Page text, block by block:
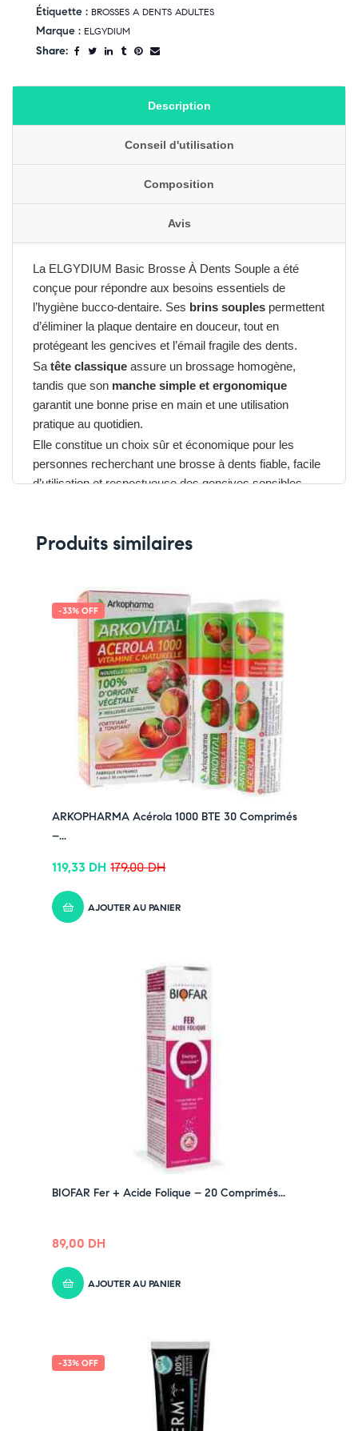
Étiquette : BROSSES A DENTS ADULTES
Marque : ELGYDIUM
Share:
Description
Conseil d'utilisation
Composition
Avis
La ELGYDIUM Basic Brosse À Dents Souple a été
conçue pour répondre aux besoins essentiels de
l’hygiène bucco-dentaire. Ses brins souples permettent
d’éliminer la plaque dentaire en douceur, tout en
protégeant les gencives et l’émail fragile des dents.
Sa tête classique assure un brossage homogène,
tandis que son manche simple et ergonomique
garantit une bonne prise en main et une utilisation
pratique au quotidien.
Elle constitue un choix sûr et économique pour les
personnes recherchant une brosse à dents fiable, facile
d’utilisation et respectueuse des gencives sensibles.
Brosse À Dents Souple
respectueux des gencives
➤ Tête classique pour une couverture optimale
➤ Manche ergonomique simple et pratique
➤ Convient pour un usage quotidien à petit prix
Pensez-y :
✔ Pour découvrir nos offres et promotions du
moment, cliquez ici
✔ Suivez-nous sur TikTok – cliquez ici
✔ Rejoignez-nous sur Instagram –cliquez ici
Produits similaires
-33% OFF
ARKOPHARMA Acérola 1000 BTE 30 Comprimés
–...
179,00DH
119,33 DH
AJOUTER AU PANIER
BIOFAR Fer + Acide Folique – 20 Comprimés...
89,00 DH
AJOUTER AU PANIER
-33% OFF